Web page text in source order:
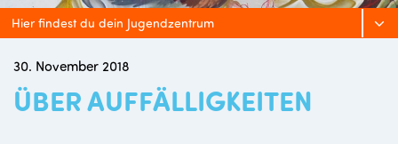
Hier findest du dein Jugendzentrum
30. November 2018
ÜBER AUFFÄLLIGKEITEN